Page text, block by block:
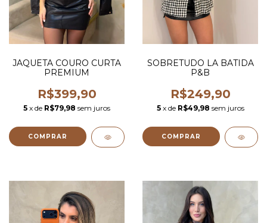
JAQUETA COURO CURTA
PREMIUM
R$399,90
5 x de R$79,98 sem juros
COMPRAR
SOBRETUDO LA BATIDA
P&B
R$249,90
5 x de R$49,98 sem juros
COMPRAR